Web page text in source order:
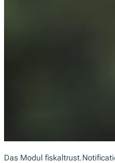
Das Modul